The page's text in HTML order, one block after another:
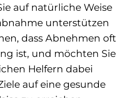
auf natürliche Weise
unterstützen
dass Abnehmen oft
ist, und möchten Sie
Helfern dabei
auf eine gesunde